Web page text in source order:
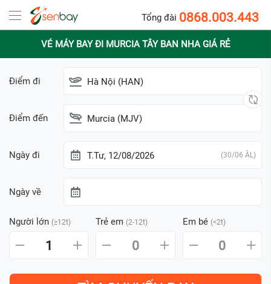
Tổng đài 0868.003.443
VÉ MÁY BAY ĐI MURCIA TÂY BAN NHA GIÁ RẺ
Điểm đi Hà Nội (HAN)
Điểm đến Murcia (MJV)
Ngày đi T.Tư, 12/08/2026 (30/06 ÂL)
Ngày về
Người lớn (≥12t) Trẻ em (2-12t) Em bé (<2t)
1 0 0